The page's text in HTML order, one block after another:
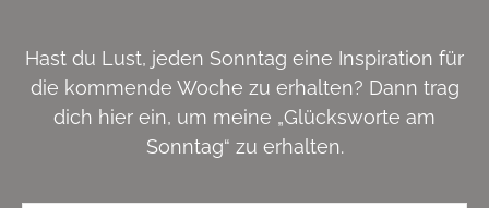
Hast du Lust, jeden Sonntag eine Inspiration für
die kommende Woche zu erhalten? Dann trag
dich hier ein, um meine „Glücksworte am
Sonntag“ zu erhalten.